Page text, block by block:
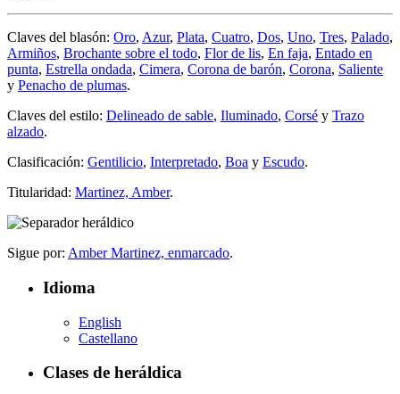
Claves del blasón: Oro, Azur, Plata, Cuatro, Dos, Uno, Tres, Palado,
Armiños, Brochante sobre el todo, Flor de lis, En faja, Entado en
punta, Estrella ondada, Cimera, Corona de barón, Corona, Saliente
y Penacho de plumas.
Claves del estilo: Delineado de sable, Iluminado, Corsé y Trazo
alzado.
Clasificación: Gentilicio, Interpretado, Boa y Escudo.
Titularidad: Martinez, Amber.
Sigue por: Amber Martinez, enmarcado.
Idioma
English
Castellano
Clases de heráldica